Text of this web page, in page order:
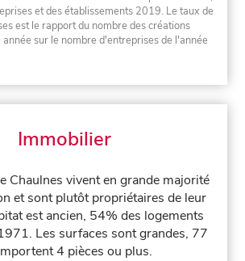
et des établissements 2019. Le taux de
est le rapport du nombre des créations
sur le nombre d'entreprises de l'année
Immobilier
Chaulnes vivent en grande majorité
et sont plutôt propriétaires de leur
est ancien, 54% des logements
Les surfaces sont grandes, 77
4 pièces ou plus.